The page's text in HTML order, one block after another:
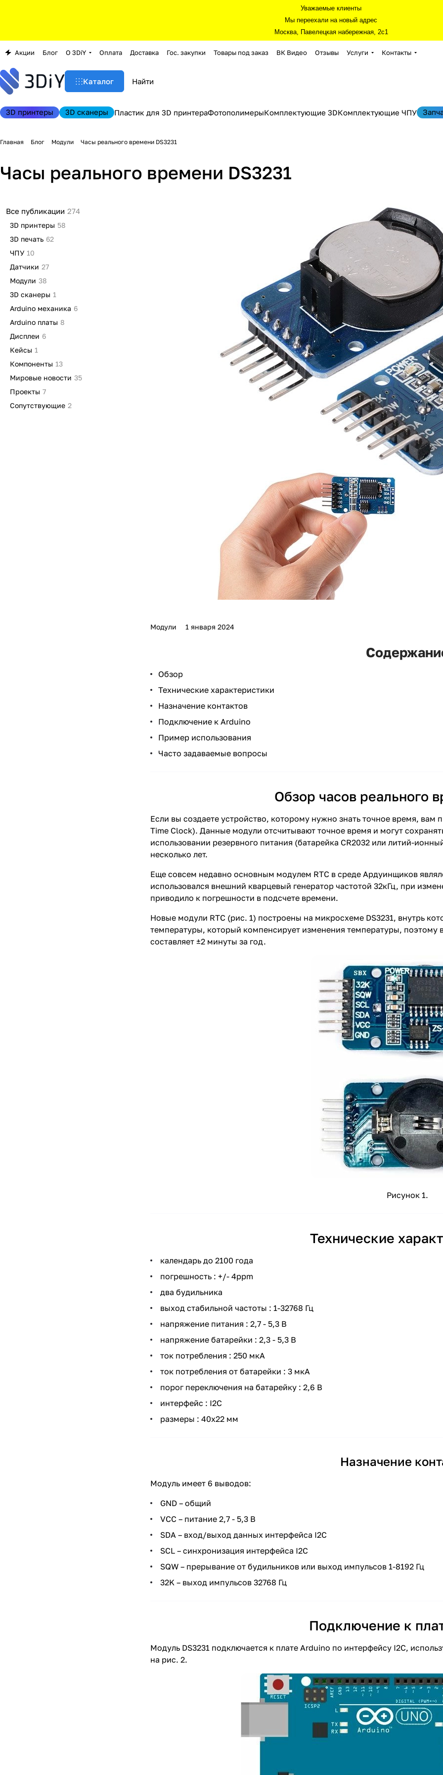
Уважаемые клиенты
Мы переехали на новый адрес
Москва, Павелецкая набережная, 2с1
Акции Блог О 3DiY Оплата Доставка Гос. закупки Товары под заказ ВК Видео Отзывы Услуги Контакты
Каталог
3D принтеры 3D сканеры Пластик для 3D принтераФотополимерыКомплектующие 3DКомплектующие ЧПУ
Главная Блог Модули Часы реального времени DS3231
Часы реального времени DS3231
Модули 1 января 2024
Обзор
Технические характеристики
Назначение контактов
Подключение к Arduino
Пример использования
Часто задаваемые вопросы
Обзор часов реального
Если вы создаете устройство, которому нужно знать точное время, вам
Time Clock). Данные модули отсчитывают точное время и могут
использовании резервного питания (батарейка CR2032 или литий-
несколько лет.
Еще совсем недавно основным модулем RTC в среде Ардуинщиков
использовался внешний кварцевый генератор частотой 32кГц, при
приводило к погрешности в подсчете времени.
Новые модули RTC (рис. 1) построены на микросхеме DS3231, внутрь
температуры, который компенсирует изменения температуры, поэтому
составляет ±2 минуты за год.
Рисунок 1.
Технические
календарь до 2100 года
погрешность : +/- 4ppm
два будильника
выход стабильной частоты : 1-32768 Гц
напряжение питания : 2,7 - 5,3 В
напряжение батарейки : 2,3 - 5,3 В
ток потребления : 250 мкA
ток потребления от батарейки : 3 мкA
порог переключения на батарейку : 2,6 В
интерфейс : I2C
размеры : 40х22 мм
Назначение
Модуль имеет 6 выводов:
GND – общий
VCC – питание 2,7 - 5,3 В
SDA – вход/выход данных интерфейса I2C
SCL – синхронизация интерфейса I2C
SQW – прерывание от будильников или выход импульсов 1-8192 Гц
32K – выход импульсов 32768 Гц
Подключение к
Модуль DS3231 подключается к плате Arduino по интерфейсу I2C,
на рис. 2.
Все публикации 274
3D принтеры 58
3D печать 62
ЧПУ 10
Датчики 27
Модули 38
3D сканеры 1
Arduino механика 6
Arduino платы 8
Дисплеи 6
Кейсы 1
Компоненты 13
Мировые новости 35
Проекты 7
Сопутствующие 2